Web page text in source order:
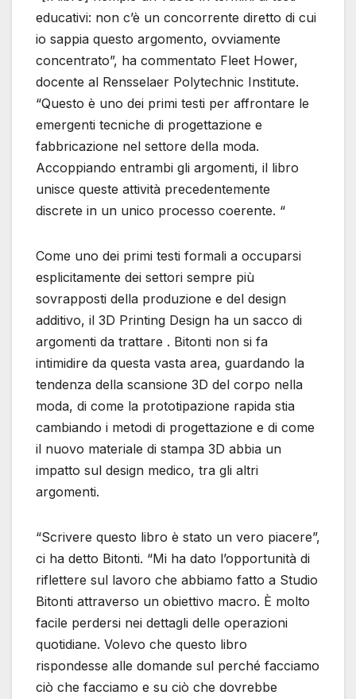
educativi: non c’è un concorrente diretto di cui
io sappia questo argomento, ovviamente
concentrato”, ha commentato Fleet Hower,
docente al Rensselaer Polytechnic Institute.
“Questo è uno dei primi testi per affrontare le
emergenti tecniche di progettazione e
fabbricazione nel settore della moda.
Accoppiando entrambi gli argomenti, il libro
unisce queste attività precedentemente
discrete in un unico processo coerente. “
Come uno dei primi testi formali a occuparsi
esplicitamente dei settori sempre più
sovrapposti della produzione e del design
additivo, il 3D Printing Design ha un sacco di
argomenti da trattare . Bitonti non si fa
intimidire da questa vasta area, guardando la
tendenza della scansione 3D del corpo nella
moda, di come la prototipazione rapida stia
cambiando i metodi di progettazione e di come
il nuovo materiale di stampa 3D abbia un
impatto sul design medico, tra gli altri
argomenti.
“Scrivere questo libro è stato un vero piacere”,
ci ha detto Bitonti. “Mi ha dato l’opportunità di
riflettere sul lavoro che abbiamo fatto a Studio
Bitonti attraverso un obiettivo macro. È molto
facile perdersi nei dettagli delle operazioni
quotidiane. Volevo che questo libro
rispondesse alle domande sul perché facciamo
ciò che facciamo e su ciò che dovrebbe